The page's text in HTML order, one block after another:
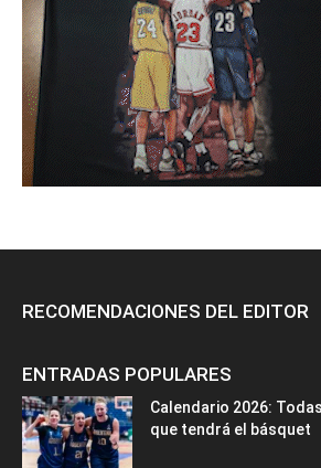
RECOMENDACIONES DEL EDITOR
ENTRADAS POPULARES
Calendario 2026:
que tendrá el básquet